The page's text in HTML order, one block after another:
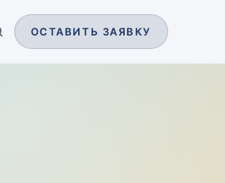
ОСТАВИТЬ ЗАЯВКУ